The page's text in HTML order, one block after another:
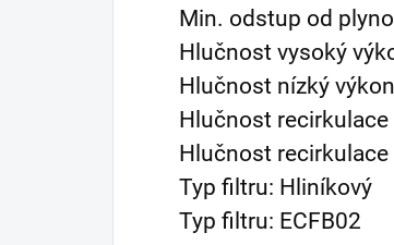
Min. odstup od
Hlučnost vysoký
Hlučnost nízký
Hlučnost
Hlučnost
Typ filtru: Hliníkový
Typ filtru: ECFB02